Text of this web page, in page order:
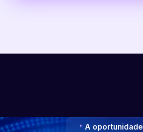
A oportunidade